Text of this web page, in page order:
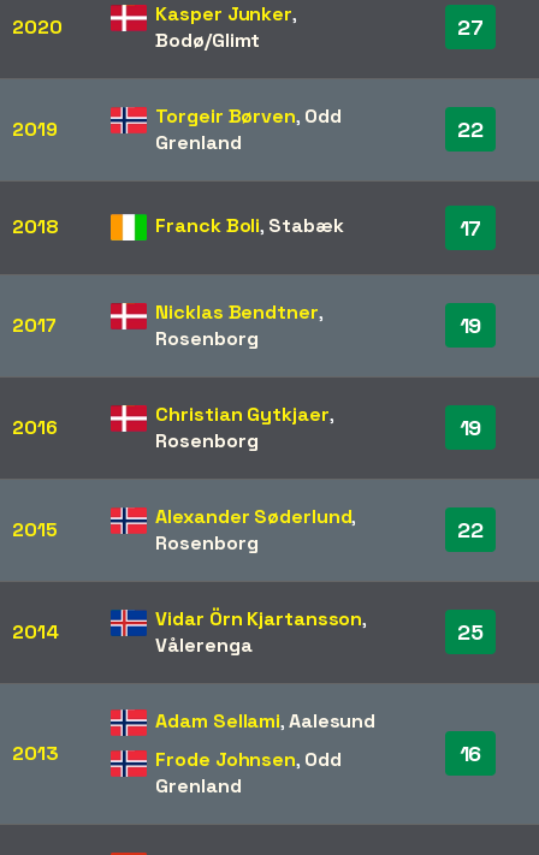
2020
Kasper Junker,
Bodø/Glimt
27
2019
Torgeir Børven, Odd
Grenland
22
2018 Franck Boli, Stabæk 17
2017
Nicklas Bendtner,
Rosenborg
19
2016
Christian Gytkjaer,
Rosenborg
19
2015
Alexander Søderlund,
Rosenborg
22
2014
Vidar Örn Kjartansson,
Vålerenga
25
2013
Adam Sellami,Aalesund
Frode Johnsen, Odd
Grenland
16